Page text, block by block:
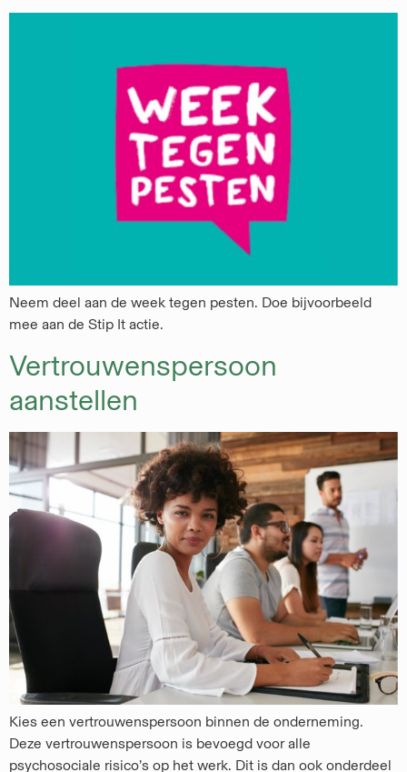
Neem deel aan de week tegen pesten. Doe bijvoorbeeld
mee aan de Stip It actie.
Vertrouwenspersoon
aanstellen
Kies een vertrouwenspersoon binnen de onderneming.
Deze vertrouwenspersoon is bevoegd voor alle
psychosociale risico’s op het werk. Dit is dan ook onderdeel